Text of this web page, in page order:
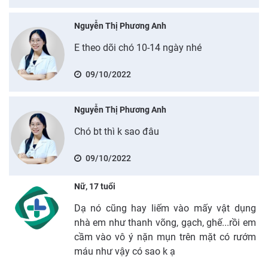
Nguyễn Thị Phương Anh
E theo dõi chó 10-14 ngày nhé
09/10/2022
Nguyễn Thị Phương Anh
Chó bt thì k sao đâu
09/10/2022
Nữ, 17 tuổi
Dạ nó cũng hay liếm vào mấy vật dụng
nhà em như thanh võng, gạch, ghế...rồi em
cầm vào vô ý nặn mụn trên mặt có rướm
máu như vậy có sao k ạ